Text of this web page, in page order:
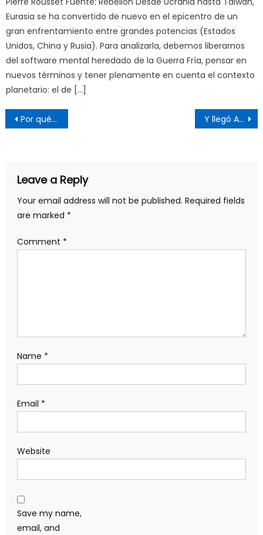
Eurasia se ha convertido de nuevo en el epicentro de un
gran enfrentamiento entre grandes potencias (Estados
Unidos, China y Rusia). Para analizarla, debemos liberarnos
del software mental heredado de la Guerra Fría, pensar en
nuevos términos y tener plenamente en cuenta el contexto
planetario: el de […]
Post
navigation
Por qué el agua es el nuevo petróleo Y llegó Abdala a poner orden práctico y emocional
Leave a Reply
Your email address will not be published. Required fields
are marked *
Comment *
Name *
Email *
Website
Save my name,
email, and